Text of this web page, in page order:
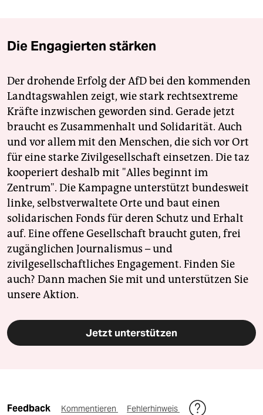
Die Engagierten stärken
Der drohende Erfolg der AfD bei den kommenden
Landtagswahlen zeigt, wie stark rechtsextreme
Kräfte inzwischen geworden sind. Gerade jetzt
braucht es Zusammenhalt und Solidarität. Auch
und vor allem mit den Menschen, die sich vor Ort
für eine starke Zivilgesellschaft einsetzen. Die taz
kooperiert deshalb mit "Alles beginnt im
Zentrum". Die Kampagne unterstützt bundesweit
linke, selbstverwaltete Orte und baut einen
solidarischen Fonds für deren Schutz und Erhalt
auf. Eine offene Gesellschaft braucht guten, frei
zugänglichen Journalismus – und
zivilgesellschaftliches Engagement. Finden Sie
auch? Dann machen Sie mit und unterstützen Sie
unsere Aktion.
Jetzt unterstützen
Feedback Kommentieren Fehlerhinweis